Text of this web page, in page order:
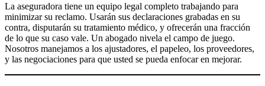
La aseguradora tiene un equipo legal completo trabajando para
minimizar su reclamo. Usarán sus declaraciones grabadas en su
contra, disputarán su tratamiento médico, y ofrecerán una fracción
de lo que su caso vale. Un abogado nivela el campo de juego.
Nosotros manejamos a los ajustadores, el papeleo, los proveedores,
y las negociaciones para que usted se pueda enfocar en mejorar.